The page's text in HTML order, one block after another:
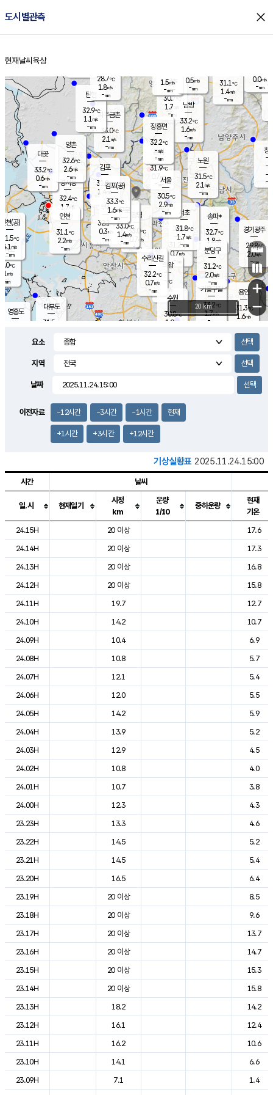
도시별관측 close
홈
현재날씨 육상
의도
℃
m/s
mm
영흥도
양주
30.7℃
1.7
-mm
과천
31.2℃
0.7m/s
- mm
용인
31.3℃
1.6m/s
경기광주
29.8℃
2.0m/s
-mm
2.2m/s
대부도
31.5
경서동
32.4℃
1.7 m/s
-mm
파주금촌
33.0℃
2.1 m/s
-mm
31.1℃
1.4m/s
-mm
대곶
33.2℃
0.6m/s
-mm
창
-
-m/
-
탄현
32.9℃
1.1 m/s
-mm
0.0m/s
-mm
의왕
- ℃
m/s
mm
김포
31.8℃
1.4 m/s
mm
광명
33.0
℃
0.7 m/s
-mm
부천
32.1℃
0.3m/s
-mm
양촌
32.6℃
2.6m/s
-mm
구로
33.0℃
1.4m/s
-mm
은평
31.9℃
0.7 m/s
- mm
노원
31.5℃
2.1 m/s
-mm
송파*
32.7℃
1.8m/s
-mm
서초
31.8℃
1.7m/s
-mm
남방
33.2℃
1.6m/s
-mm
기흥구갈
33.2℃
1.7m/s
-
수리산길
32.2℃
0.7m/s
-mm
분당구
31.2℃
2.0m/s
-mm
장흥면
32.2℃
-m/s
-mm
1.5m/s
-mm
인천(공)
31.5℃
4.1 m/s
-mm
김포(공)
33.3℃
1.6m/s
-mm
수원
30.8℃
1.9m/s
인천
31.1℃
2.2m/s
-mm
서울
30.5℃
2.9m/s
-mm
28.7℃
1.8m/s
-mm
0.5m/s
-mm
+
−
20 km
요소
지역
날짜
이전자료 -12시간 -3시간 -1시간 현재
+1시간 +3시간 +12시간
기상실황표 2025.11.24.15:00
도시별 기상실황표로 지점, 날씨, 기온, 강수, 바람, 기압등을 안내한 표입
시간 날씨
일.시 현재일기
시정
km
운량
1/10
중하운량
현재
기온
24.15H
20 이상
17.6
24.14H
20 이상
17.3
24.13H
20 이상
16.8
24.12H
20 이상
15.8
24.11H
19.7
12.7
24.10H
14.2
10.7
24.09H
10.4
6.9
24.08H
10.8
5.7
24.07H
12.1
5.4
24.06H
12.0
5.5
24.05H
14.2
5.9
24.04H
13.9
5.2
24.03H
12.9
4.5
24.02H
10.8
4.0
24.01H
10.7
3.8
24.00H
12.3
4.3
23.23H
13.3
4.6
23.22H
14.5
5.2
23.21H
14.5
5.4
23.20H
16.5
6.4
23.19H
20 이상
8.5
23.18H
20 이상
9.6
23.17H
20 이상
13.7
23.16H
20 이상
14.7
23.15H
20 이상
15.3
23.14H
20 이상
15.8
23.13H
18.2
14.2
23.12H
16.1
12.4
23.11H
16.2
10.6
23.10H
14.1
6.6
23.09H
7.1
1.4